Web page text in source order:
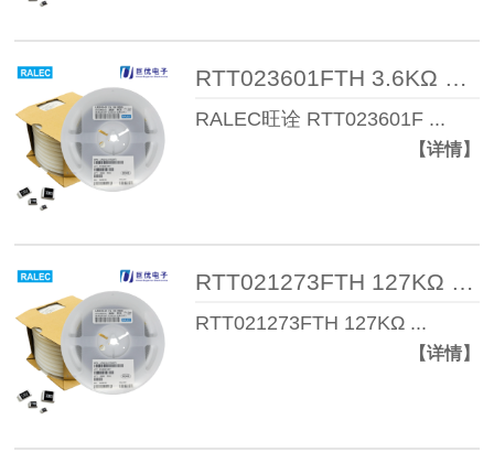
RTT023601FTH 3.6KΩ 1% 1/16W 04 ...
RALEC旺诠 RTT023601F ...
【详情】
RTT021273FTH 127KΩ 1% 1/16W 04 ...
RTT021273FTH 127KΩ ...
【详情】